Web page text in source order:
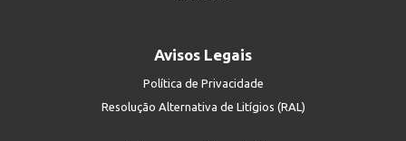
Avisos Legais
Política de Privacidade
Resolução Alternativa de Litígios (RAL)